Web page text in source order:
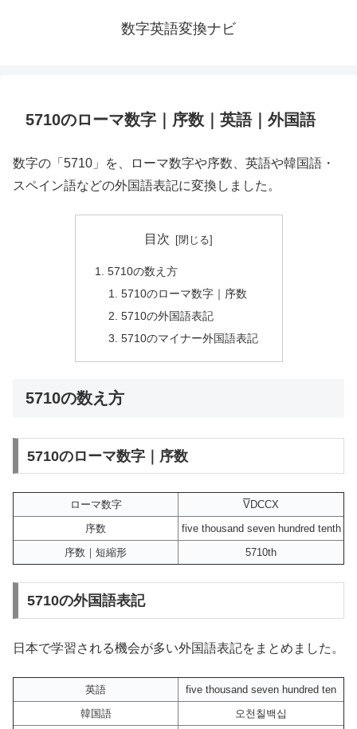
数字英語変換ナビ
5710のローマ数字｜序数｜英語｜外国語
数字の「5710」を、ローマ数字や序数、英語や韓国語・
スペイン語などの外国語表記に変換しました。
目次
5710の数え方
5710のローマ数字｜序数
5710の外国語表記
5710のマイナー外国語表記
5710の数え方
5710のローマ数字｜序数
ローマ数字 VDCCX
序数
five thousand seven hundred tenth
序数｜短縮形
5710th
5710の外国語表記
日本で学習される機会が多い外国語表記をまとめました。
英語
five thousand seven hundred ten
韓国語
오천칠백십